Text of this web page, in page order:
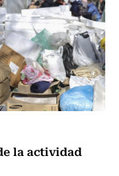
la actividad